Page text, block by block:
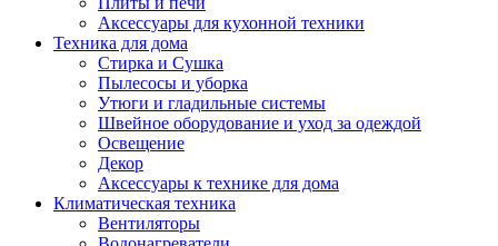
Аксессуары для кухонной техники
Техника для дома
Стирка и Сушка
Пылесосы и уборка
Утюги и гладильные системы
Швейное оборудование и уход за одеждой
Освещение
Декор
Аксессуары к технике для дома
Климатическая техника
Вентиляторы